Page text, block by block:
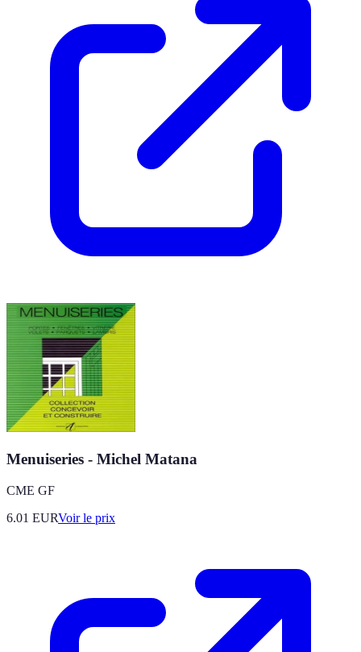
Menuiseries - Michel Matana
CME GF
6.01 EURVoir le prix